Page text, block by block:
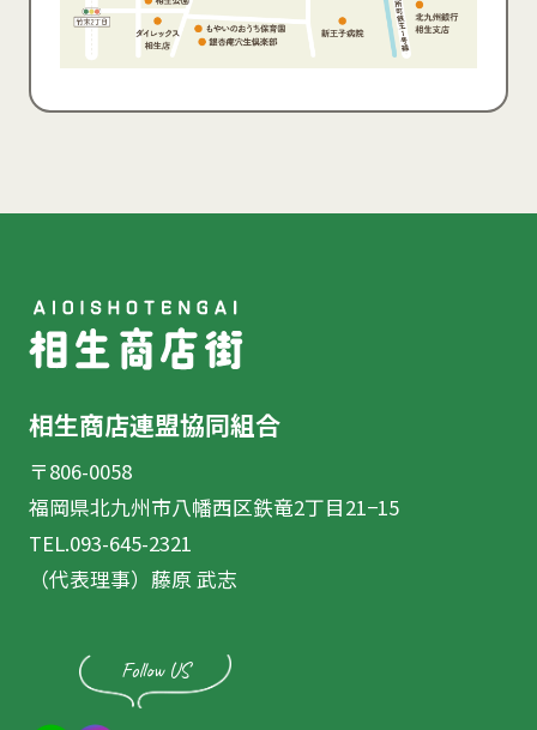
相生商店連盟協同組合
〒806-0058
福岡県北九州市八幡西区鉄竜2丁目21−15
TEL.093-645-2321
（代表理事）藤原 武志
Follow US